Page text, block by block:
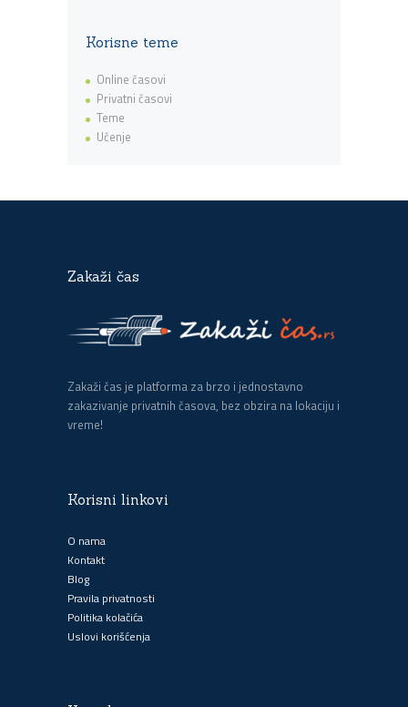
Korisne teme
Online časovi
Privatni časovi
Teme
Učenje
Zakaži čas
Zakaži čas je platforma za brzo i jednostavno
zakazivanje privatnih časova, bez obzira na lokaciju i
vreme!
Korisni linkovi
O nama
Kontakt
Blog
Pravila privatnosti
Politika kolačića
Uslovi korišćenja